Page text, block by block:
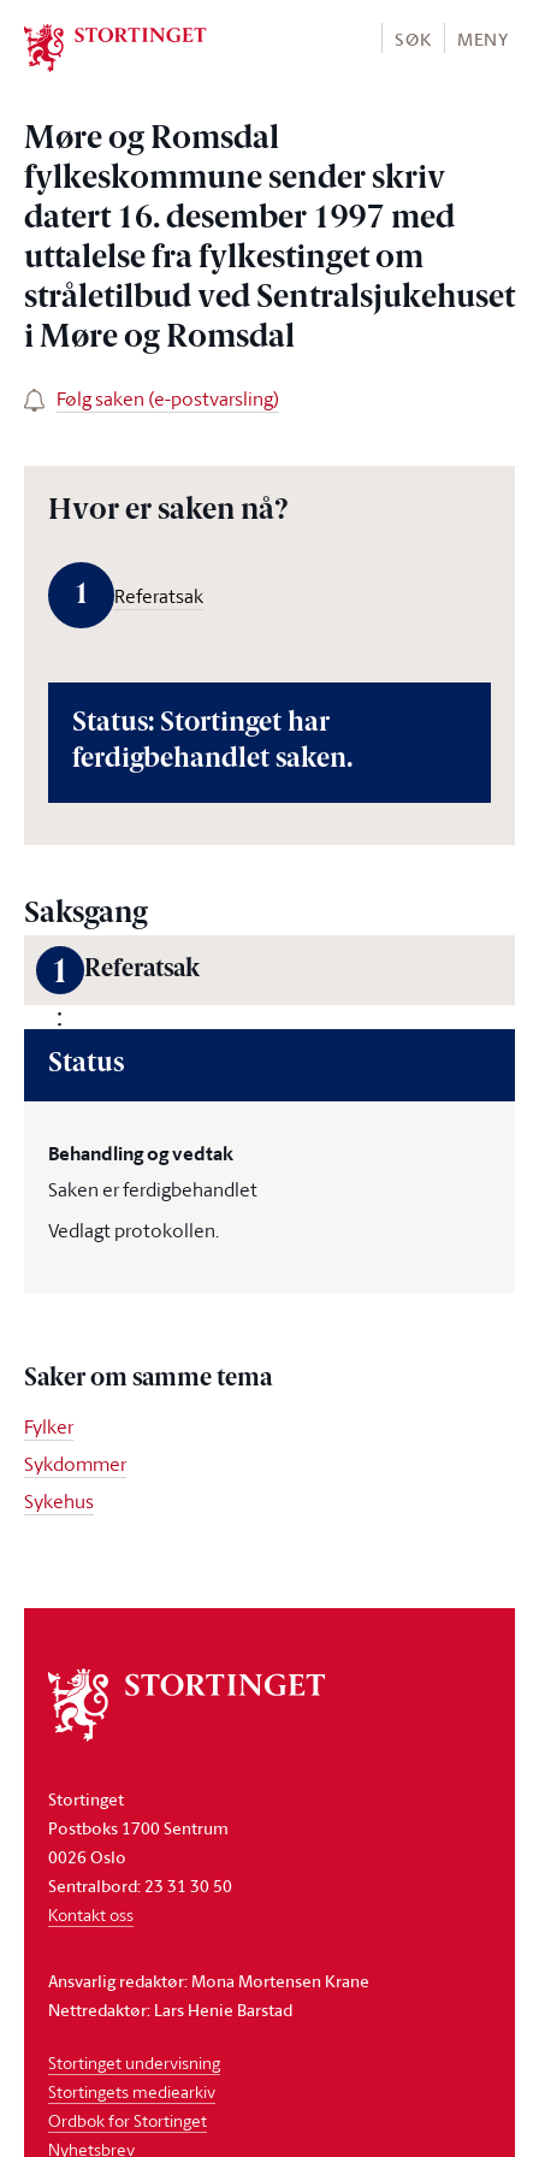
Stortinget.no
SØK MENY
Møre og Romsdal
fylkeskommune sender skriv
datert 16. desember 1997 med
uttalelse fra fylkestinget om
stråletilbud ved Sentralsjukehuset
i Møre og Romsdal
Følg saken (e-postvarsling)
Hvor er saken nå?
1 Referatsak
Status: Stortinget har
ferdigbehandlet saken.
Saksgang
1 Referatsak
Status
Behandling og vedtak
Saken er ferdigbehandlet
Vedlagt protokollen.
Saker om samme tema
Fylker
Sykdommer
Sykehus
Om
stortinget
Stortinget
Postboks 1700 Sentrum
0026 Oslo
Sentralbord: 23 31 30 50
Kontakt oss
Ansvarlig redaktør: Mona Mortensen Krane
Nettredaktør: Lars Henie Barstad
Stortinget undervisning
Stortingets mediearkiv
Ordbok for Stortinget
Nyhetsbrev